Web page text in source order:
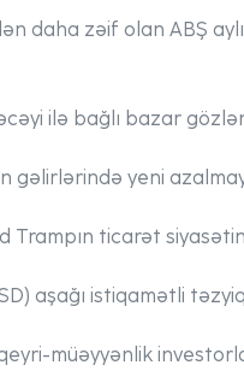
daha zəif olan ABŞ
ilə bağlı bazar
gəlirlərində yeni
Trampın ticarət
aşağı istiqamətli
müəyyənlik